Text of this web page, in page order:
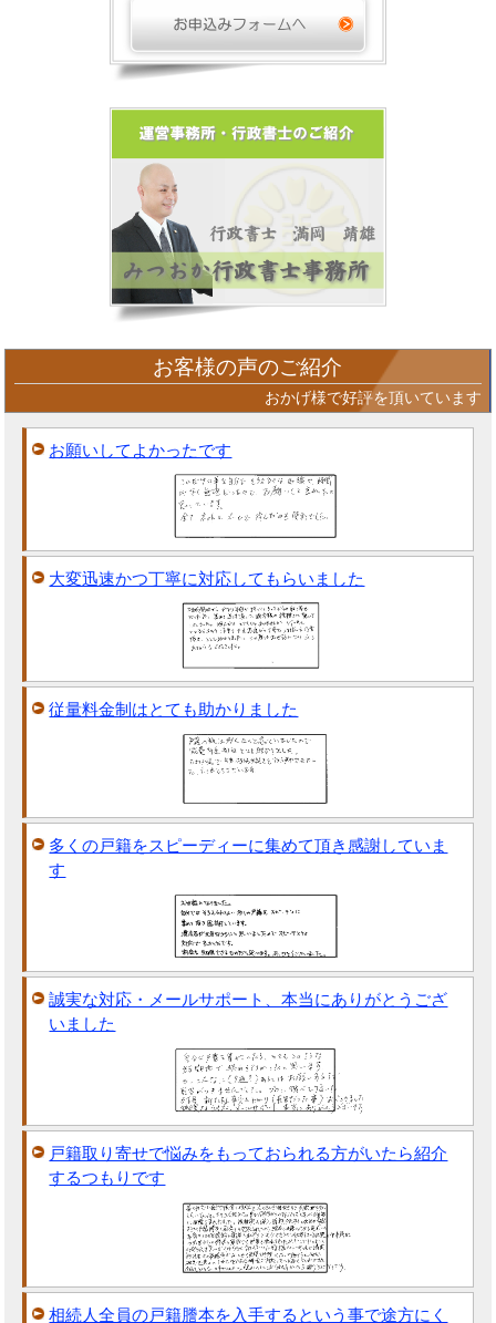
お客様の声のご紹介
おかげ様で好評を頂いています
お願いしてよかったです
大変迅速かつ丁寧に対応してもらいました
従量料金制はとても助かりました
多くの戸籍をスピーディーに集めて頂き感謝していま
す
誠実な対応・メールサポート、本当にありがとうござ
いました
戸籍取り寄せで悩みをもっておられる方がいたら紹介
するつもりです
相続人全員の戸籍謄本を入手するという事で途方にく